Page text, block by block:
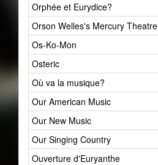
Orphée et Eurydice?
Orson Welles's Mercury Theatre
Os-Ko-Mon
Osteric
Où va la musique?
Our American Music
Our New Music
Our Singing Country
Ouverture d'Euryanthe